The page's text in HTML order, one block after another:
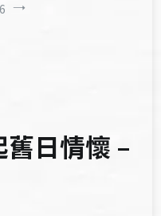
日情懷 –